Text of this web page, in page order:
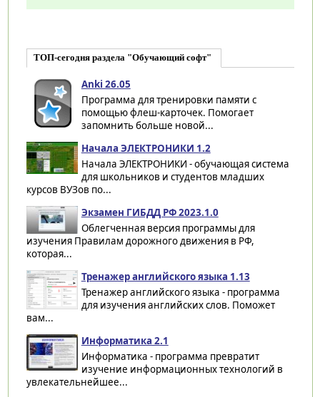
ТОП-сегодня раздела "Обучающий софт"
Anki 26.05
Программа для тренировки памяти с
помощью флеш-карточек. Помогает
запомнить больше новой...
Начала ЭЛЕКТРОНИКИ 1.2
Начала ЭЛЕКТРОНИКИ - обучающая система
для школьников и студентов младших
курсов ВУЗов по...
Экзамен ГИБДД РФ 2023.1.0
Облегченная версия программы для
изучения Правилам дорожного движения в РФ,
которая...
Тренажер английского языка 1.13
Тренажер английского языка - программа
для изучения английских слов. Поможет
вам...
Информатика 2.1
Информатика - программа превратит
изучение информационных технологий в
увлекательнейшее...